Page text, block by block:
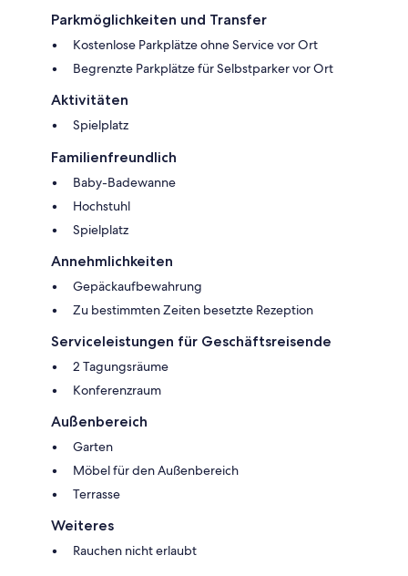
Parkmöglichkeiten und Transfer
Kostenlose Parkplätze ohne Service vor Ort
Begrenzte Parkplätze für Selbstparker vor Ort
Aktivitäten
Spielplatz
Familienfreundlich
Baby-Badewanne
Hochstuhl
Spielplatz
Annehmlichkeiten
Gepäckaufbewahrung
Zu bestimmten Zeiten besetzte Rezeption
Serviceleistungen für Geschäftsreisende
2 Tagungsräume
Konferenzraum
Außenbereich
Garten
Möbel für den Außenbereich
Terrasse
Weiteres
Rauchen nicht erlaubt